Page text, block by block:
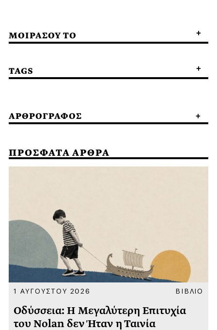
ΜΟΙΡΑΣΟΥ ΤΟ
TAGS
ΑΡΘΡΟΓΡΑΦΟΣ
ΠΡΟΣΦΑΤΑ ΑΡΘΡΑ
1 ΑΥΓΟΥΣΤΟΥ 2026 ΒΙΒΛΙΟ
Οδύσσεια: Η Μεγαλύτερη Επιτυχία
του Nolan δεν Ήταν η Ταινία